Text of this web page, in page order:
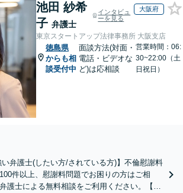
池田 紗希
子 弁護士
インタビュ
ーを見る
大阪府
東京スタートアップ法律事務所 大阪支店
徳島県
からも相
談受付中
面談方法(対面・
電話・ビデオな
ど)は応相談
営業時間：06:
30~22:00（土
日祝日）
い弁護士(したい方/されている方)】不倫慰謝料
件以上、慰謝料問題でお困りの方はご相
護士による無料相談をご利用ください。【不